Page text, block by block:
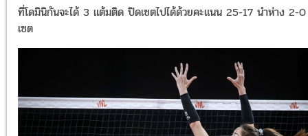
ที่โดมินิกันจะได้ 3 แต้มติด ปิดเซตไปได้ด้วยคะแนน 25-17 นำห่าง 2-0
เซต